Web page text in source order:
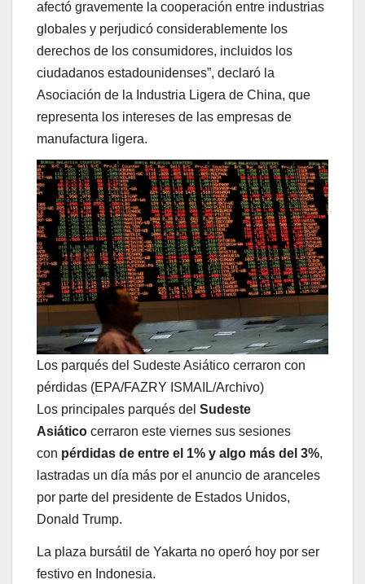
afectó gravemente la cooperación entre industrias
globales y perjudicó considerablemente los
derechos de los consumidores, incluidos los
ciudadanos estadounidenses”, declaró la
Asociación de la Industria Ligera de China, que
representa los intereses de las empresas de
manufactura ligera.
Los parqués del Sudeste Asiático cerraron con
pérdidas (EPA/FAZRY ISMAIL/Archivo)
Los principales parqués del Sudeste
Asiático cerraron este viernes sus sesiones
con pérdidas de entre el 1% y algo más del 3%,
lastradas un día más por el anuncio de aranceles
por parte del presidente de Estados Unidos,
Donald Trump.
La plaza bursátil de Yakarta no operó hoy por ser
festivo en Indonesia.